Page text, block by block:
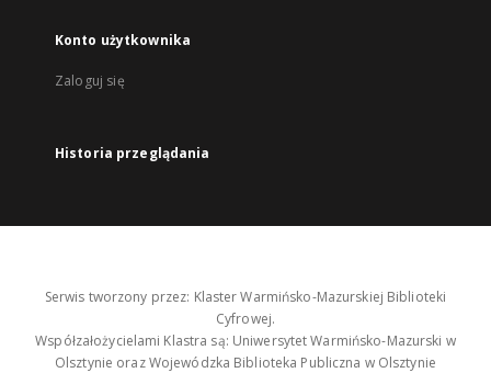
Konto użytkownika
Zaloguj się
Historia przeglądania
Serwis tworzony przez: Klaster Warmińsko-Mazurskiej Biblioteki
Cyfrowej.
Współzałożycielami Klastra są: Uniwersytet Warmińsko-Mazurski w
Olsztynie oraz Wojewódzka Biblioteka Publiczna w Olsztynie